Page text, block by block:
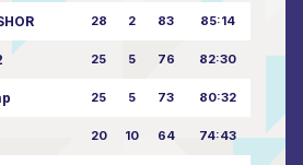
28 2 83 85:14
25 5 76 82:30
25 5 73 80:32
20 10 64 74:43